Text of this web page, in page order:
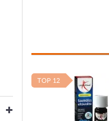
TOP 12